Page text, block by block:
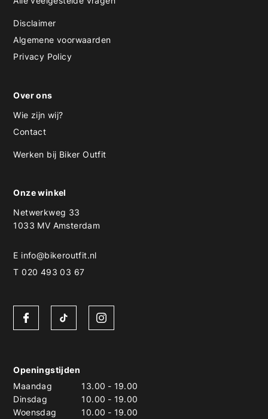
Disclaimer
Algemene voorwaarden
Privacy Policy
Over ons
Wie zijn wij?
Contact
Werken bij Biker Outfit
Onze winkel
Netwerkweg 33
1033 MV Amsterdam
E info@bikeroutfit.nl
T 020 493 03 67
Openingstijden
Maandag
13.00 - 19.00
Dinsdag
10.00 - 19.00
Woensdag
10.00 - 19.00